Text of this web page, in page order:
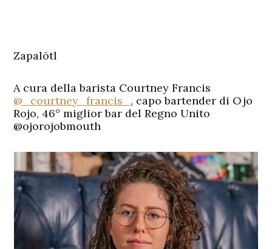
Zapalōtl
A cura della barista Courtney Francis
@_courtney_francis_ , capo bartender di Ojo
Rojo, 46° miglior bar del Regno Unito
@ojorojobmouth